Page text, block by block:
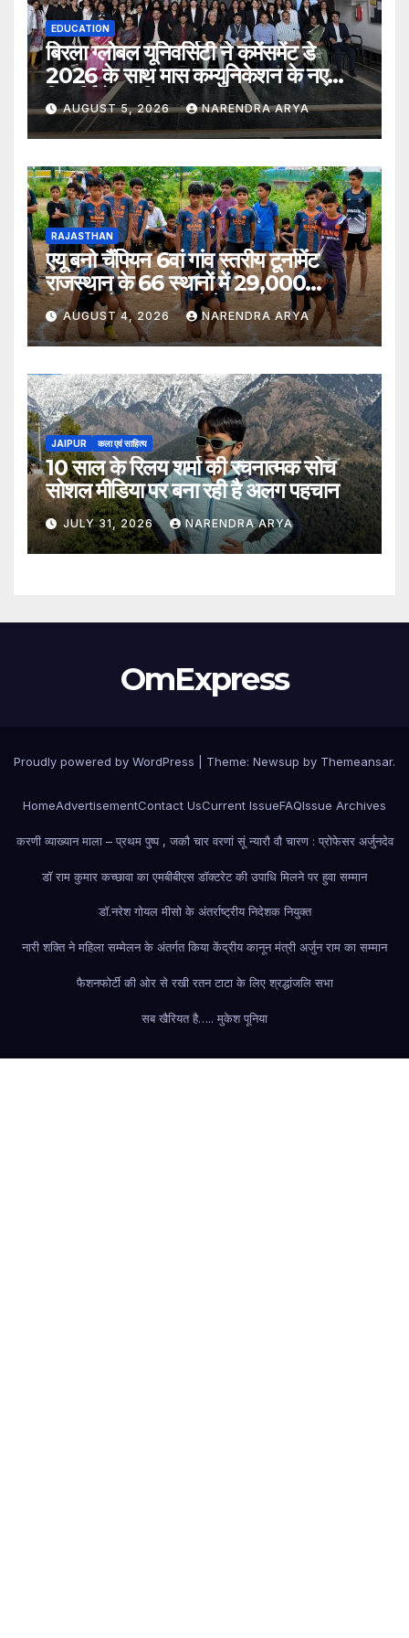
EDUCATION
बिरला ग्लोबल यूनिवर्सिटी ने कमेंसमेंट डे
2026 के साथ मास कम्युनिकेशन के नए
विद्यार्थियों का किया स्वागत
AUGUST 5, 2026 NARENDRA ARYA
RAJASTHAN
एयू बनो चैंपियन 6वां गांव स्तरीय टूर्नामेंट
राजस्थान के 66 स्थानों में 29,000
खिलाड़ियों की भागीदारी के साथ संपन्न हुआ
AUGUST 4, 2026 NARENDRA ARYA
JAIPUR कला एवं साहित्य
10 साल के रिलय शर्मा की रचनात्मक सोच
सोशल मीडिया पर बना रही है अलग पहचान
JULY 31, 2026 NARENDRA ARYA
OmExpress
Proudly powered by WordPress Theme: Newsup by Themeansar.
HomeAdvertisementContact UsCurrent IssueFAQIssue Archives
करणी व्याख्यान माला – प्रथम पुष्प , जकौ चार वरणां सूं न्यारौ वौ चारण : प्रोफेसर अर्जुनदेव
डॉ राम कुमार कच्छावा का एमबीबीएस डॉक्टरेट की उपाधि मिलने पर हुवा सम्मान
डॉ.नरेश गोयल मीसो के अंतर्राष्ट्रीय निदेशक नियुक्त
नारी शक्ति ने महिला सम्मेलन के अंतर्गत किया केंद्रीय कानून मंत्री अर्जुन राम का सम्मान
फैशनफोर्टी की ओर से रखी रतन टाटा के लिए श्रद्धांजलि सभा
सब खैरियत है….. मुकेश पूनिया